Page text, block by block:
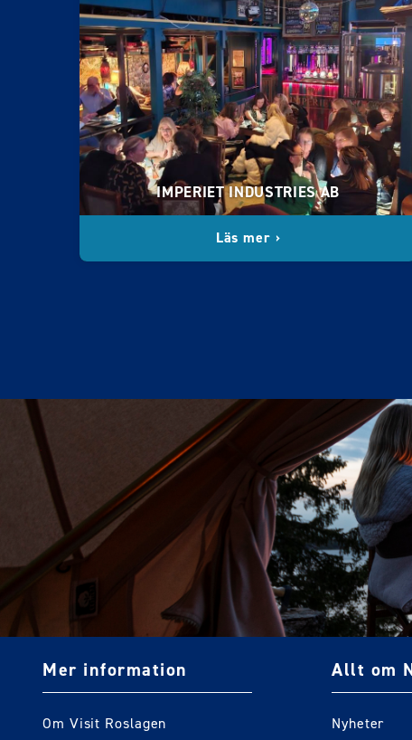
IMPERIET INDUSTRIES AB
Läs mer ›
Mer information
Om Visit Roslagen
Allt om
Nyheter